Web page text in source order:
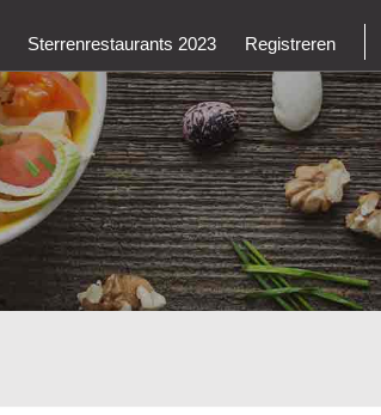
Sterrenrestaurants 2023 Registreren